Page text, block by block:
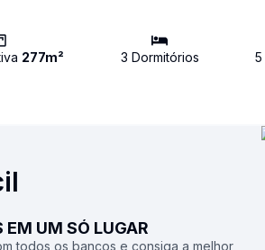
277m² 3 Dormitórios 5
UM SÓ LUGAR
todos os bancos e consiga a melhor